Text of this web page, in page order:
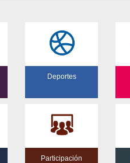
Deportes
Participación